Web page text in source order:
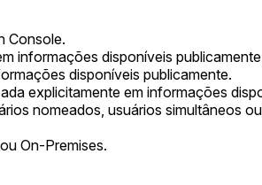
Console.
informações disponíveis
disponíveis publicamente.
explicitamente em informações
nomeados, usuários simultâneos
On-Premises.